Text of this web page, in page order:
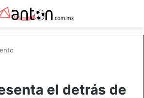
el detrás de